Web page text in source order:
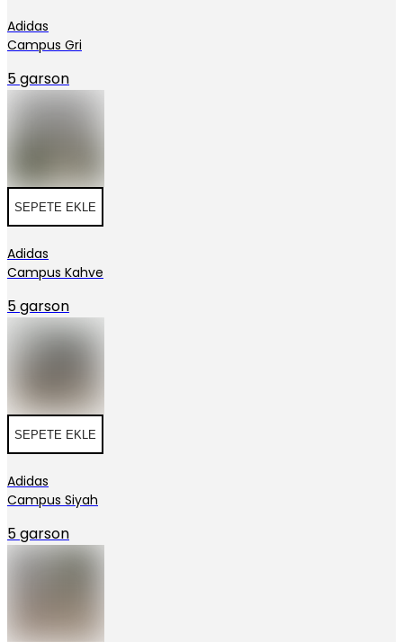
Adidas
Campus Gri
5 garson
SEPETE EKLE
Adidas
Campus Kahve
5 garson
SEPETE EKLE
Adidas
Campus Siyah
5 garson